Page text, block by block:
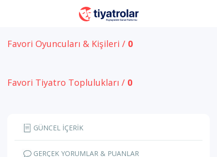
Favori Oyuncuları & Kişileri / 0
Favori Tiyatro Toplulukları / 0
GÜNCEL İÇERİK
GERÇEK YORUMLAR & PUANLAR